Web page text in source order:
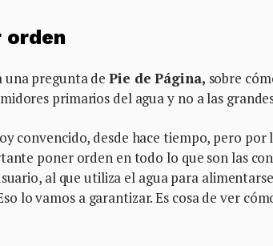
orden
una pregunta dePie de Página, sobre
primarios del agua y no a las
convencido, desde hace tiempo, pero
poner orden en todo lo que son las
al que utiliza el agua para
lo vamos a garantizar. Es cosa de ver